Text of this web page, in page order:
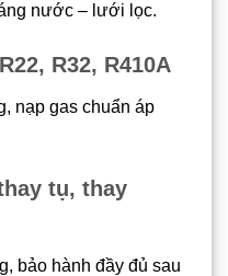
nước – lưới lọc.
R32, R410A
nạp gas chuẩn áp
tụ, thay
bảo hành đầy đủ sau